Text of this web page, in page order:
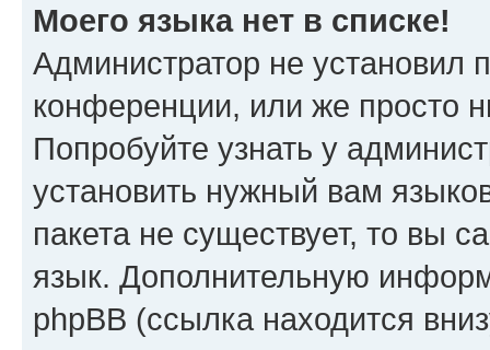
Моего языка нет в списке!
Администратор не установил
конференции, или же просто
Попробуйте узнать у
установить нужный вам
пакета не существует, то вы
язык. Дополнительную
phpBB (ссылка находится